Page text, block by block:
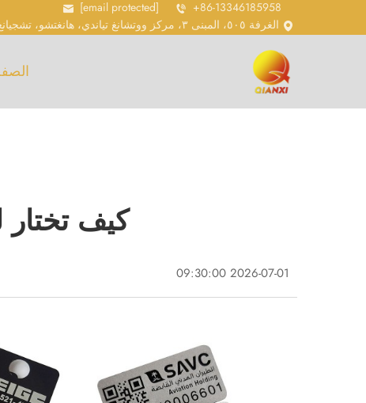
+86-13346185958
[email protected]
الغرفة ٥٠٥، المبنى ٣، مركز ووتشانغ تياندي، هانغتشو، تشجيانغ، الصين
كيف تختار
2026-07-01 09:30:00